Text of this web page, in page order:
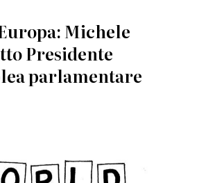
Michele
Presidente
parlamentare